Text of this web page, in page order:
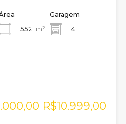
552 m²
Garagem
4
R$10.999,00